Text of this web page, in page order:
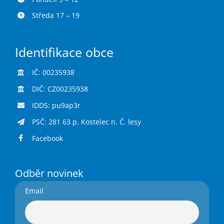
Středa 17 – 19
Identifikace obce
IČ: 00235938
DIČ: CZ00235938
IDDS: pu9ap3r
PSČ: 281 63 p. Kostelec n. Č. lesy
Facebook
Odběr novinek
Email